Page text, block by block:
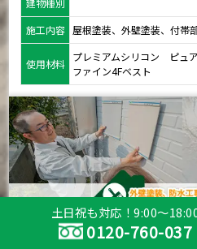
建物種別
施工内容
屋根塗装、外壁塗装、付帯
使用材料
プレミアムシリコン ピュ
ファイン4Fベスト
土日祝も対応！9:00～
0120-760-037